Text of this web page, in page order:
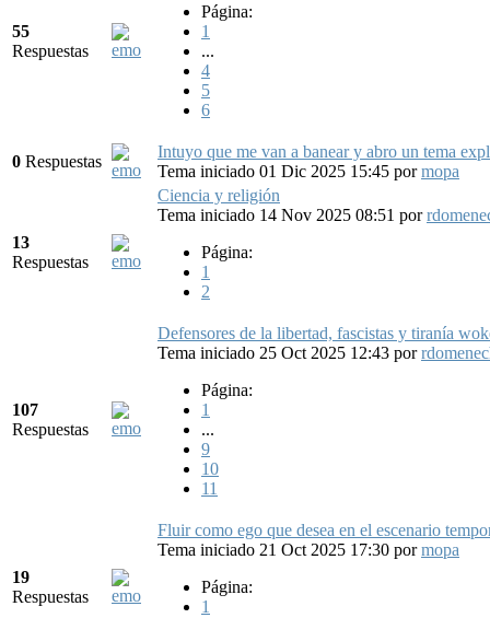
55
Respuestas
Página:
1
...
4
5
6
0 Respuestas
Intuyo que me van a banear y abro un tema
Tema iniciado 01 Dic 2025 15:45 pormopa
13
Respuestas
Ciencia y religión
Tema iniciado 14 Nov 2025 08:51 por
Página:
1
2
107
Respuestas
Defensores de la libertad, fascistas y tiranía
Tema iniciado 25 Oct 2025 12:43 por
Página:
1
...
9
10
11
19
Respuestas
Fluir como ego que desea en el escenario
Tema iniciado 21 Oct 2025 17:30 pormopa
Página:
1